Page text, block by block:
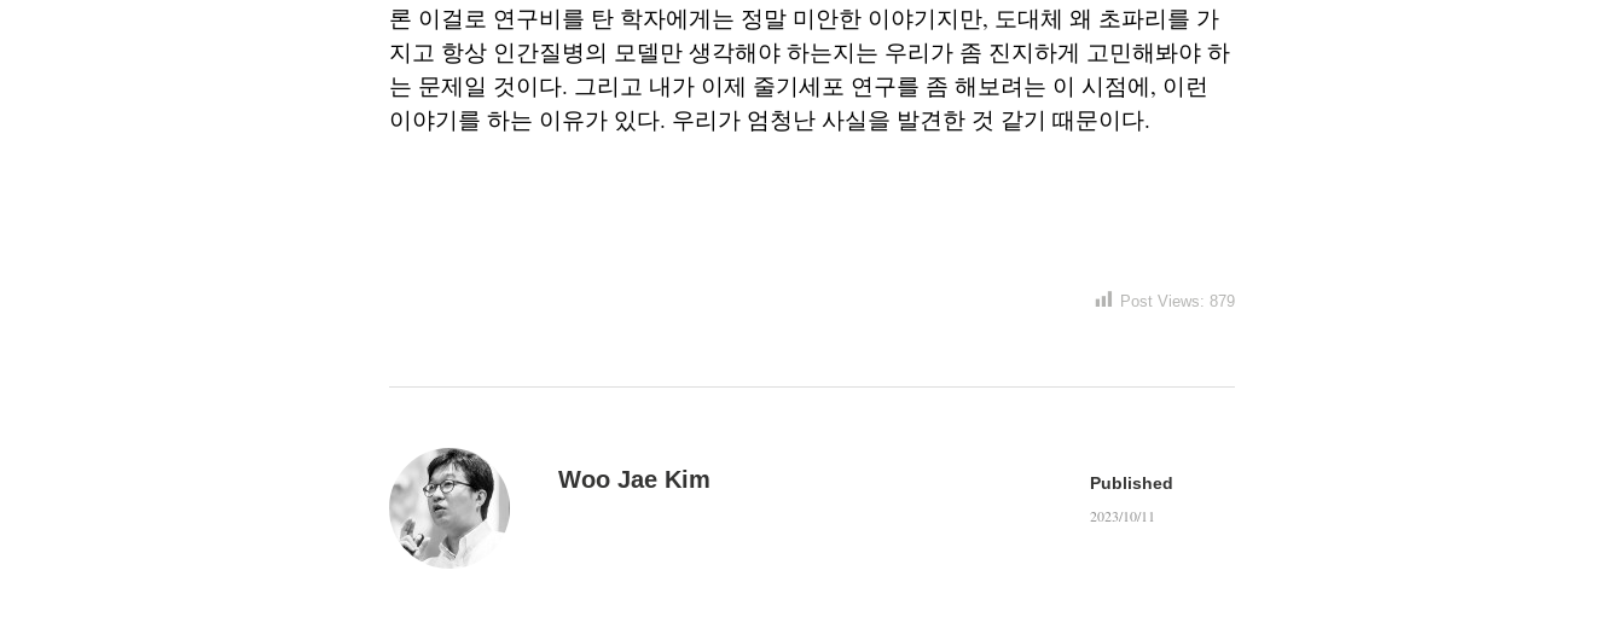
론 이걸로 연구비를 탄 학자에게는 정말 미안한 이야기지만, 도대체 왜 초파리를 가
지고 항상 인간질병의 모델만 생각해야 하는지는 우리가 좀 진지하게 고민해봐야 하
는 문제일 것이다. 그리고 내가 이제 줄기세포 연구를 좀 해보려는 이 시점에, 이런
이야기를 하는 이유가 있다. 우리가 엄청난 사실을 발견한 것 같기 때문이다.
Post Views: 879
Woo Jae Kim
Published
2023/10/11